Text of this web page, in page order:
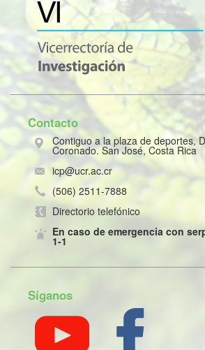
Contacto
Contiguo a la plaza de deportes,
Coronado. San José, Costa Rica
icp@ucr.ac.cr
(506) 2511-7888
Directorio telefónico
En caso de emergencia con
1-1
Síganos